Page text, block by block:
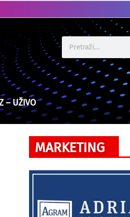
– UŽIVO
MARKETING